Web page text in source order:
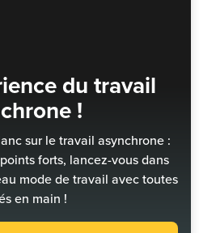
du travail
!
sur le travail asynchrone :
forts, lancez-vous dans
mode de travail avec toutes
en main !